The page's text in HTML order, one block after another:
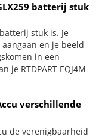
batterij stuk
stuk is. Je
en je beeld
in een
je RTDPART EQJ4M
verschillende
de verenigbaarheid